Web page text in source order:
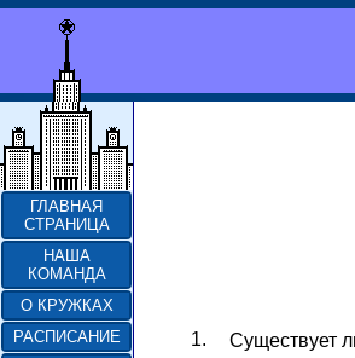
ГЛАВНАЯ
СТРАНИЦА
НАША
КОМАНДА
О КРУЖКАХ
РАСПИСАНИЕ
1.
Существует